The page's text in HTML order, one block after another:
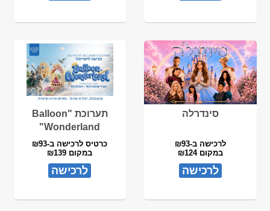
סינדרלה
לרכישה ב-₪93
במקום ₪124
לרכישה
תערוכת "Balloon
Wonderland"
כרטיס לרכישה ב-₪93
במקום ₪139
לרכישה